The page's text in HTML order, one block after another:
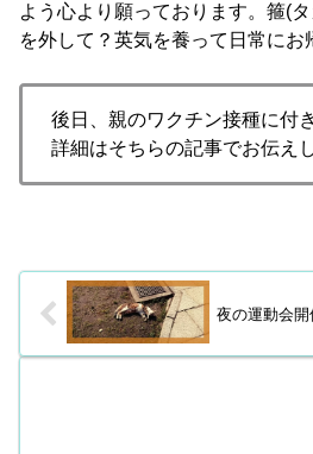
よう心より願っております。箍(
を外して？英気を養って日常にお
後日、親のワクチン接種に付
詳細はそちらの記事でお伝え
夜の運動会開